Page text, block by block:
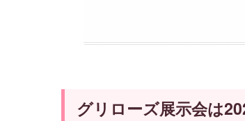
グリローズ展示会は